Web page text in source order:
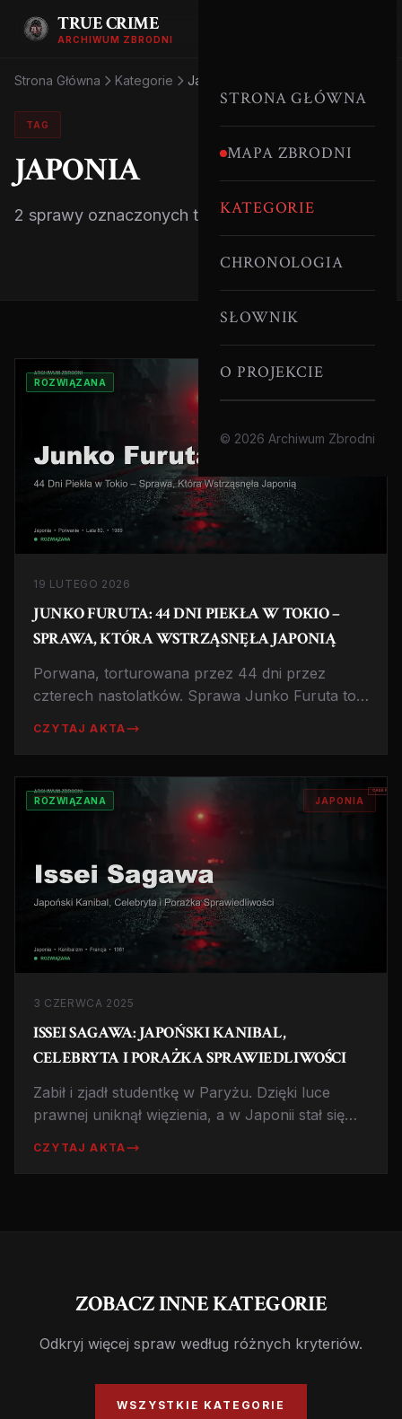
TRUE CRIME
ARCHIWUM ZBRODNI
STRONA GŁÓWNA
MAPA ZBRODNI
KATEGORIE
CHRONOLOGIA
SŁOWNIK
O PROJEKCIE
© 2026 Archiwum Zbrodni
Strona Główna Kategorie Japonia
TAG
JAPONIA
2 sprawy oznaczonych tym tagiem.
ROZWIĄZANA
19 LUTEGO 2026
JUNKO FURUTA: 44 DNI PIEKŁA W TOKIO –
SPRAWA, KTÓRA WSTRZĄSNĘŁA JAPONIĄ
Porwana, torturowana przez 44 dni przez
czterech nastolatków. Sprawa Junko Furuta to
CZYTAJ AKTA
ROZWIĄZANA JAPONIA
3 CZERWCA 2025
ISSEI SAGAWA: JAPOŃSKI KANIBAL,
CELEBRYTA I PORAŻKA SPRAWIEDLIWOŚCI
Zabił i zjadł studentkę w Paryżu. Dzięki luce
prawnej uniknął więzienia, a w Japonii stał się
CZYTAJ AKTA
ZOBACZ INNE KATEGORIE
Odkryj więcej spraw według różnych kryteriów.
WSZYSTKIE KATEGORIE